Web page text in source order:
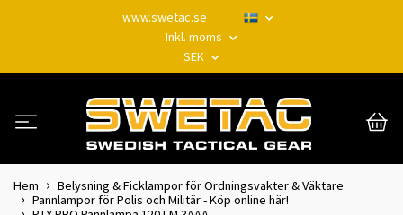
www.swetac.se
Inkl. moms
SEK
Hem
Belysning & Ficklampor för Ordningsvakter & Väktare
Pannlampor för Polis och Militär - Köp online här!